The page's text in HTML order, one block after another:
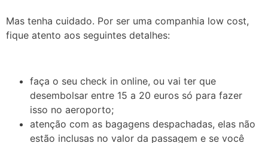
Mas tenha cuidado. Por ser uma companhia low cost,
fique atento aos seguintes detalhes:
faça o seu check in online, ou vai ter que
desembolsar entre 15 a 20 euros só para fazer
isso no aeroporto;
atenção com as bagagens despachadas, elas não
estão inclusas no valor da passagem e se você